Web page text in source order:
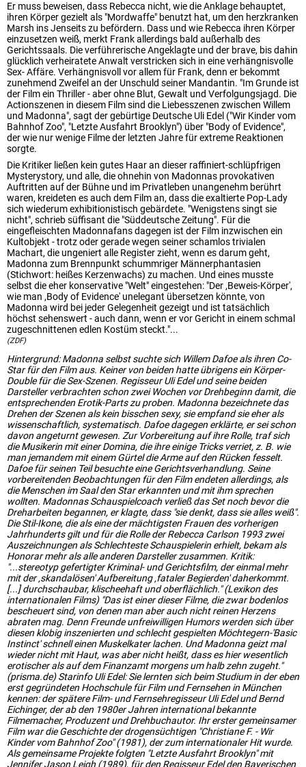
Er muss beweisen, dass Rebecca nicht, wie die Anklage behauptet,
ihren Körper gezielt als "Mordwaffe" benutzt hat, um den herzkranken
Marsh ins Jenseits zu befördern. Dass und wie Rebecca ihren Körper
einzusetzen weiß, merkt Frank allerdings bald außerhalb des
Gerichtssaals. Die verführerische Angeklagte und der brave, bis dahin
glücklich verheiratete Anwalt verstricken sich in eine verhängnisvolle
Sex- Affäre. Verhängnisvoll vor allem für Frank, denn er bekommt
zunehmend Zweifel an der Unschuld seiner Mandantin. "Im Grunde ist
der Film ein Thriller - aber ohne Blut, Gewalt und Verfolgungsjagd. Die
Actionszenen in diesem Film sind die Liebesszenen zwischen Willem
und Madonna", sagt der gebürtige Deutsche Uli Edel ("Wir Kinder vom
Bahnhof Zoo", "Letzte Ausfahrt Brooklyn") über "Body of Evidence",
der wie nur wenige Filme der letzten Jahre für extreme Reaktionen
sorgte.
Die Kritiker ließen kein gutes Haar an dieser raffiniert-schlüpfrigen
Mysterystory, und alle, die ohnehin von Madonnas provokativen
Auftritten auf der Bühne und im Privatleben unangenehm berührt
waren, kreideten es auch dem Film an, dass die exaltierte Pop-Lady
sich wiederum exhibitionistisch gebärdete. "Wenigstens singt sie
nicht", schrieb süffisant die "Süddeutsche Zeitung". Für die
eingefleischten Madonnafans dagegen ist der Film inzwischen ein
Kultobjekt - trotz oder gerade wegen seiner schamlos trivialen
Machart, die ungeniert alle Register zieht, wenn es darum geht,
Madonna zum Brennpunkt schummriger Männerphantasien
(Stichwort: heißes Kerzenwachs) zu machen. Und eines musste
selbst die eher konservative "Welt" eingestehen: "Der ,Beweis-Körper',
wie man ,Body of Evidence' unelegant übersetzen könnte, von
Madonna wird bei jeder Gelegenheit gezeigt und ist tatsächlich
höchst sehenswert - auch dann, wenn er vor Gericht in einem schmal
zugeschnittenen edlen Kostüm steckt."...
(ZDF)
Hintergrund: Madonna selbst suchte sich Willem Dafoe als ihren Co-
Star für den Film aus. Keiner von beiden hatte übrigens ein Körper-
Double für die Sex-Szenen. Regisseur Uli Edel und seine beiden
Darsteller verbrachten schon zwei Wochen vor Drehbeginn damit, die
entsprechenden Erotik-Parts zu proben. Madonna bezeichnete das
Drehen der Szenen als kein bisschen sexy, sie empfand sie eher als
wissenschaftlich, systematisch. Dafoe dagegen erklärte, er sei schon
davon angeturnt gewesen. Zur Vorbereitung auf ihre Rolle, traf sich
die Musikerin mit einer Domina, die ihre einige Tricks verriet, z. B. wie
man jemandem mit einem Gürtel die Arme auf den Rücken fesselt.
Dafoe für seinen Teil besuchte eine Gerichtsverhandlung. Seine
vorbereitenden Beobachtungen für den Film endeten allerdings, als
die Menschen im Saal den Star erkannten und mit ihm sprechen
wollten. Madonnas Schauspielcoach verließ das Set noch bevor die
Dreharbeiten begannen, er klagte, dass "sie denkt, dass sie alles weiß".
Die Stil-Ikone, die als eine der mächtigsten Frauen des vorherigen
Jahrhunderts gilt und für die Rolle der Rebecca Carlson 1993 zwei
Auszeichnungen als Schlechteste Schauspielerin erhielt, bekam als
Honorar mehr als alle anderen Darsteller zusammen. Kritik:
"...stereotyp gefertigter Kriminal- und Gerichtsfilm, der einmal mehr
mit der ‚skandalösen' Aufbereitung ‚fataler Begierden' daherkommt.
[...] durchschaubar, klischeehaft und oberflächlich." (Lexikon des
internationalen Films) "Das ist einer dieser Filme, die zwar bodenlos
bescheuert sind, von denen man aber auch nicht reinen Herzens
abraten mag. Denn Freunde unfreiwilligen Humors werden sich über
diesen klobig inszenierten und schlecht gespielten Möchtegern-'Basic
Instinct' schnell einen Muskelkater lachen. Und Madonna geizt mal
wieder nicht mit Haut, was aber nicht heißt, dass es hier wesentlich
erotischer als auf dem Finanzamt morgens um halb zehn zugeht."
(prisma.de) Starinfo Uli Edel: Sie lernten sich beim Studium in der eben
erst gegründeten Hochschule für Film und Fernsehen in München
kennen: der spätere Film- und Fernsehregisseur Uli Edel und Bernd
Eichinger, der ab den 1980er Jahren international bekannte
Filmemacher, Produzent und Drehbuchautor. Ihr erster gemeinsamer
Film war die Geschichte der drogensüchtigen "Christiane F. - Wir
Kinder vom Bahnhof Zoo" (1981), der zum internationaler Hit wurde.
Als gemeinsame Projekte folgten "Letzte Ausfahrt Brooklyn" mit
Jennifer Jason Leigh (1989), für den Regisseur Edel den Bayerischen